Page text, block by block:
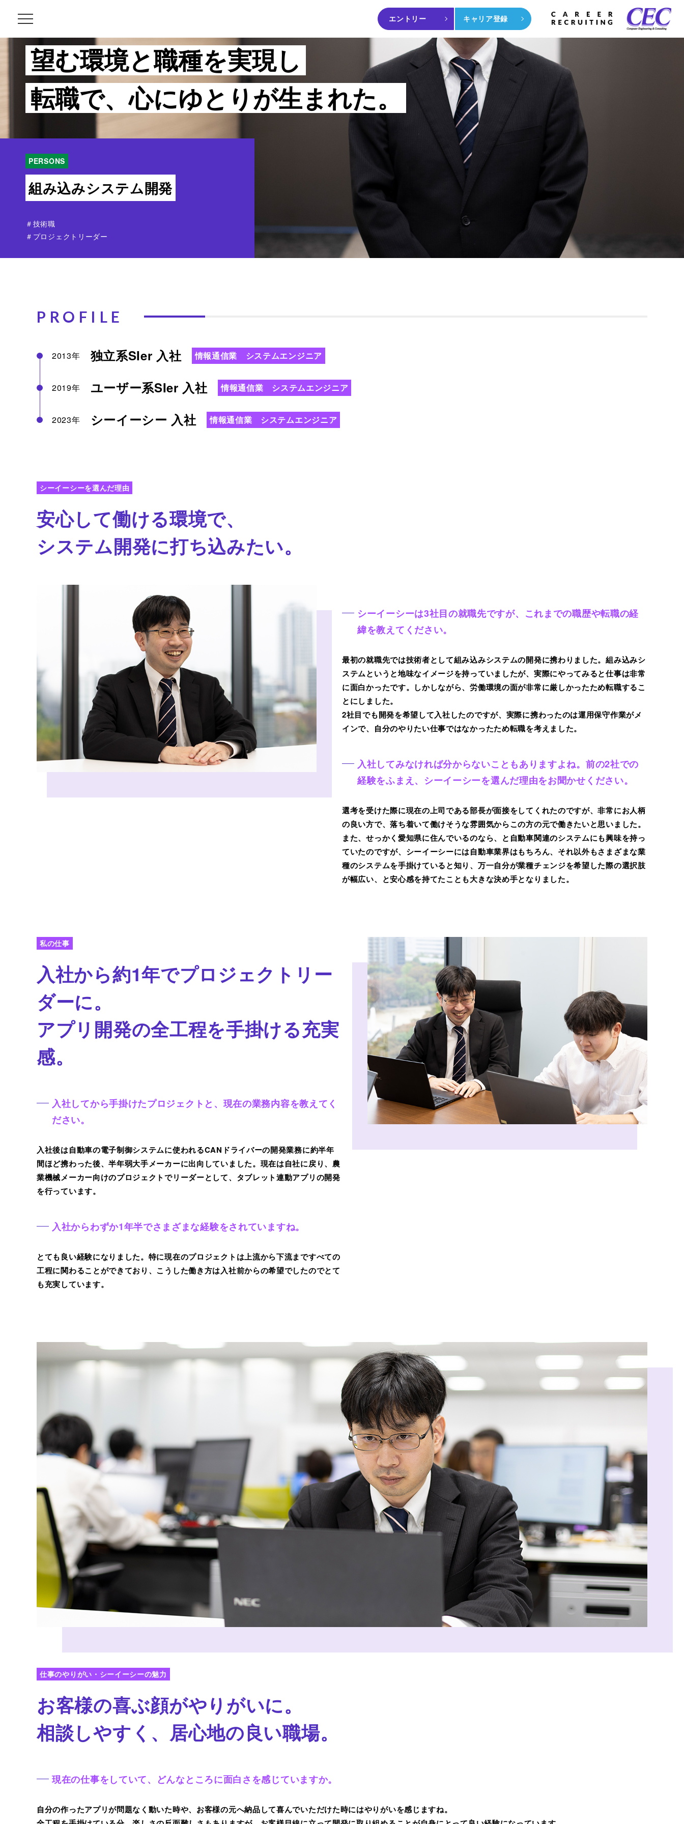
エントリー キャリア登録
望む環境と職種を実現し
転職で、心にゆとりが生まれた。
PERSONS
組み込みシステム開発
＃技術職
＃プロジェクトリーダー
PROFILE
2013年 独立系SIer 入社 情報通信業 システムエンジニア
2019年 ユーザー系SIer 入社 情報通信業 システムエンジニア
2023年 シーイーシー 入社 情報通信業 システムエンジニア
シーイーシーを選んだ理由
安心して働ける環境で、
システム開発に打ち込みたい。
シーイーシーは3社目の就職先ですが、これまでの職歴や転職の経
緯を教えてください。
最初の就職先では技術者として組み込みシステムの開発に携わりました。組み込みシ
ステムというと地味なイメージを持っていましたが、実際にやってみると仕事は非常
に面白かったです。しかしながら、労働環境の面が非常に厳しかったため転職するこ
とにしました。
2社目でも開発を希望して入社したのですが、実際に携わったのは運用保守作業がメ
インで、自分のやりたい仕事ではなかったため転職を考えました。
入社してみなければ分からないこともありますよね。前の2社での
経験をふまえ、シーイーシーを選んだ理由をお聞かせください。
選考を受けた際に現在の上司である部長が面接をしてくれたのですが、非常にお人柄
の良い方で、落ち着いて働けそうな雰囲気からこの方の元で働きたいと思いました。
また、せっかく愛知県に住んでいるのなら、と自動車関連のシステムにも興味を持っ
ていたのですが、シーイーシーには自動車業界はもちろん、それ以外もさまざまな業
種のシステムを手掛けていると知り、万一自分が業種チェンジを希望した際の選択肢
が幅広い、と安心感を持てたことも大きな決め手となりました。
私の仕事
入社から約1年でプロジェクトリー
ダーに。
アプリ開発の全工程を手掛ける充実
感。
入社してから手掛けたプロジェクトと、現在の業務内容を教えてく
ださい。
入社後は自動車の電子制御システムに使われるCANドライバーの開発業務に約半年
間ほど携わった後、半年弱大手メーカーに出向していました。現在は自社に戻り、農
業機械メーカー向けのプロジェクトでリーダーとして、タブレット連動アプリの開発
を行っています。
入社からわずか1年半でさまざまな経験をされていますね。
とても良い経験になりました。特に現在のプロジェクトは上流から下流まですべての
工程に関わることができており、こうした働き方は入社前からの希望でしたのでとて
も充実しています。
仕事のやりがい・シーイーシーの魅力
お客様の喜ぶ顔がやりがいに。
相談しやすく、居心地の良い職場。
現在の仕事をしていて、どんなところに面白さを感じていますか。
自分の作ったアプリが問題なく動いた時や、お客様の元へ納品して喜んでいただけた時にはやりがいを感じますね。